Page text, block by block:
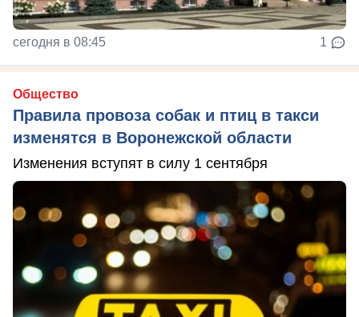
сегодня в 08:45 1
Общество
Правила провоза собак и птиц в такси
изменятся в Воронежской области
Изменения вступят в силу 1 сентября